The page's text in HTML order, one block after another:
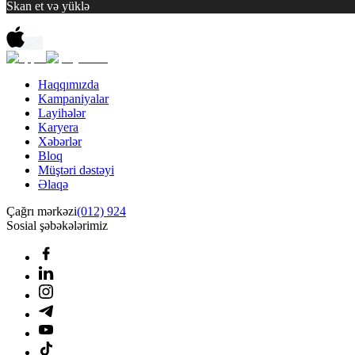
Skan et və yüklə
Haqqımızda
Kampaniyalar
Layihələr
Karyera
Xəbərlər
Bloq
Müştəri dəstəyi
Əlaqə
Çağrı mərkəzi(012) 924
Sosial şəbəkələrimiz